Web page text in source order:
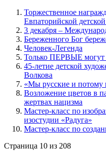
Торжественное
Евпаторийской
3 декабря –
Береженного Бог
Человек-Легенда
Только ПЕРВЫЕ могут
45-летие детской
Волкова
«Мы русские и потому
Возложение цветов в
жертвах нацизма
Мастер-класс по
изостудии «Радуга»
Мастер-класс по
Страница 10 из 208